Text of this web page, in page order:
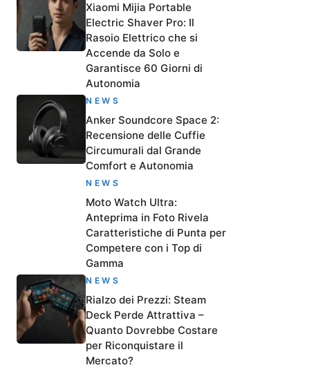
Xiaomi Mijia Portable
Electric Shaver Pro: Il
Rasoio Elettrico che si
Accende da Solo e
Garantisce 60 Giorni di
Autonomia
NEWS
Anker Soundcore Space 2:
Recensione delle Cuffie
Circumurali dal Grande
Comfort e Autonomia
NEWS
Moto Watch Ultra:
Anteprima in Foto Rivela
Caratteristiche di Punta per
Competere con i Top di
Gamma
NEWS
Rialzo dei Prezzi: Steam
Deck Perde Attrattiva –
Quanto Dovrebbe Costare
per Riconquistare il
Mercato?